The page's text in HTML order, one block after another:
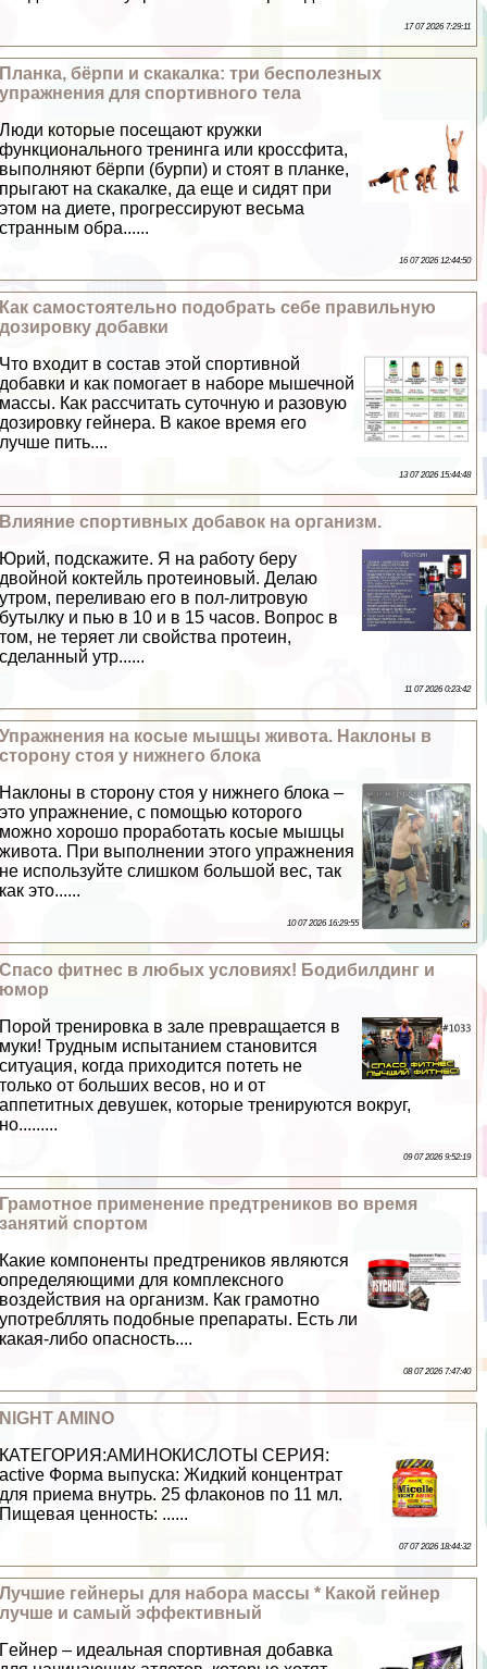
17 07 2026 7:29:11
Планка, бёрпи и скакалка: три бесполезных
упражнения для спортивного тела
Люди которые посещают кружки
функционального тренинга или кроссфита,
выполняют бёрпи (бурпи) и стоят в планке,
прыгают на скакалке, да еще и сидят при
этом на диете, прогрессируют весьма
странным обра......
16 07 2026 12:44:50
Как самостоятельно подобрать себе правильную
дозировку добавки
Что входит в состав этой спортивной
добавки и как помогает в наборе мышечной
массы. Как рассчитать суточную и разовую
дозировку гeйнера. В какое время его
лучше пить....
13 07 2026 15:44:48
Влияние спортивных добавок на организм.
Юрий, подскажите. Я на работу беру
двойной коктейль протеиновый. Делаю
утром, переливаю его в пол-литровую
бутылку и пью в 10 и в 15 часов. Вопрос в
том, не теряет ли свойства протеин,
сделанный утр......
11 07 2026 0:23:42
Упражнения на косые мышцы живота. Наклоны в
сторону стоя у нижнего блока
Наклоны в сторону стоя у нижнего блока –
это упражнение, с помощью которого
можно хорошо проработать косые мышцы
живота. При выполнении этого упражнения
не используйте слишком большой вес, так
как это......
10 07 2026 16:29:55
Спасо фитнес в любых условиях! Бодибилдинг и
юмор
Порой тренировка в зале превращается в
муки! Трудным испытанием становится
ситуация, когда приходится потеть не
только от больших весов, но и от
аппетитных дeвyшек, которые тренируются вокруг,
но.........
09 07 2026 9:52:19
Грамотное применение предтреников во время
занятий спортом
Какие компоненты предтреников являются
определяющими для комплексного
воздействия на организм. Как грамотно
употрeбллять подобные препараты. Есть ли
какая-либо опасность....
08 07 2026 7:47:40
NIGHT AMINO
КАТЕГОРИЯ:АМИНОКИСЛОТЫ СЕРИЯ:
active Форма выпуска: Жидкий концентрат
для приема внутрь. 25 флаконов по 11 мл.
Пищевая ценность: ......
07 07 2026 18:44:32
Лучшие гeйнеры для набора массы * Какой гeйнер
лучше и самый эффективный
Гeйнер – идеальная спортивная добавка